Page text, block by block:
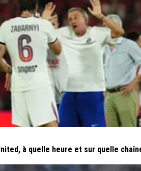
à quelle heure et sur quelle